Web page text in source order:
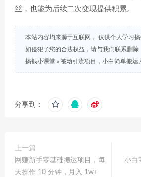
丝，也能为后续二次变现提供积累。
本站内容均来源于互联网， 仅供个人学习搞
如侵犯了您的合法权益，请与我们联系删除
搞钱小课堂 » 被动引流项目，小白简单搬运
分享到：
上一篇
网赚新手零基础搬运项目，每
天操作 10 分钟，月入 1w+
小白